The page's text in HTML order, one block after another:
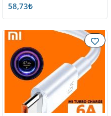
58,73₺